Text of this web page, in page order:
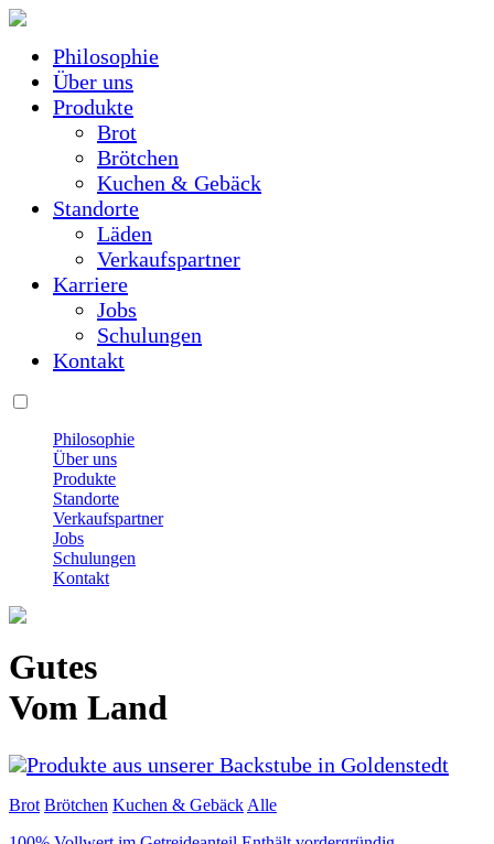
Philosophie
Über uns
Produkte
Brot
Brötchen
Kuchen & Gebäck
Standorte
Läden
Verkaufspartner
Karriere
Jobs
Schulungen
Kontakt
Philosophie
Über uns
Produkte
Standorte
Verkaufspartner
Jobs
Schulungen
Kontakt
Gutes
Vom Land
Produkte aus unserer Backstube in Goldenstedt
Brot Brötchen Kuchen & Gebäck Alle